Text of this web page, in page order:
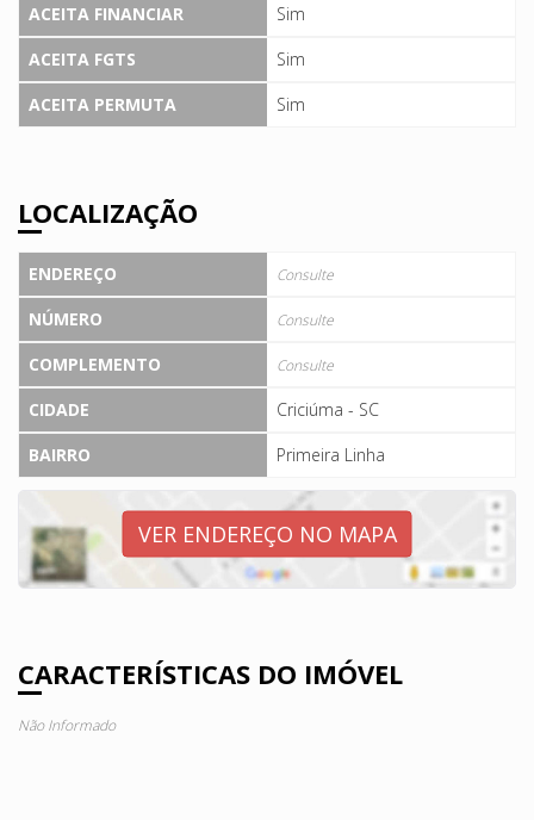
ACEITA FINANCIAR
Sim
ACEITA FGTS
Sim
ACEITA PERMUTA
Sim
LOCALIZAÇÃO
ENDEREÇO Consulte
NÚMERO Consulte
COMPLEMENTO Consulte
CIDADE
Criciúma - SC
BAIRRO
Primeira Linha
VER ENDEREÇO NO MAPA
CARACTERÍSTICAS DO IMÓVEL
Não Informado